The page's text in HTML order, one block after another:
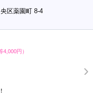
区薬園町 8-4
4,000円）